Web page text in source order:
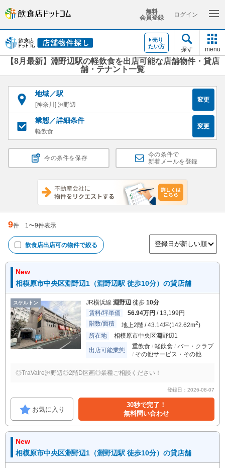
無料
会員登録
ログイン
売り
たい方
探す menu
【8月最新】淵野辺駅の軽飲食を出店可能な店舗物件・貸店
舗・テナント一覧
地域／駅
[神奈川] 淵野辺
変更
業態／詳細条件
軽飲食
変更
今の条件を保存
今の条件で
新着メールを登録
9件 1〜9件表示
飲食店出店可の物件で絞る
New
相模原市中央区淵野辺1（淵野辺駅 徒歩10分）の貸店舗
スケルトン JR横浜線 淵野辺 徒歩 10分
賃料/坪単価
56.94万円 / 13,199円
階数/面積
地上2階 / 43.14坪(142.62m2)
所在地
相模原市中央区淵野辺1
出店可能業態
重飲食 軽飲食
バー・クラブ
その他サービス・その他
◎TraValre淵野辺◎2階D区画◎業種ご相談ください！
登録日：2026-08-07
お気に入り
30秒で完了！
無料問い合わせ
New
相模原市中央区淵野辺1（淵野辺駅 徒歩10分）の貸店舗